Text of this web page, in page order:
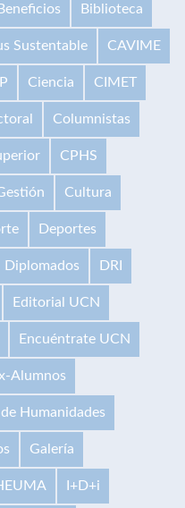
Biblioteca
Sustentable CAVIME
Ciencia CIMET
Columnistas
CPHS
Cultura
Deportes
Diplomados DRI
Editorial UCN
Encuéntrate UCN
Alumnos
Humanidades
Galería
I+D+i